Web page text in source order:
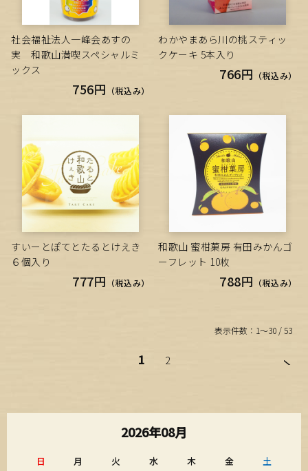
社会福祉法人一峰会あすの
実 和歌山満喫スペシャルミ
ックス
756円 （税込み）
わかやまあら川の桃スティッ
クケーキ 5本入り
766円 （税込み）
すいーとぽてとたるとけえき
６個入り
777円 （税込み）
和歌山 蜜柑菓房 有田みかんゴ
ーフレット 10枚
788円 （税込み）
表示件数：1～30 / 53
1 2
2026年08月
日 月 火 水 木 金
土